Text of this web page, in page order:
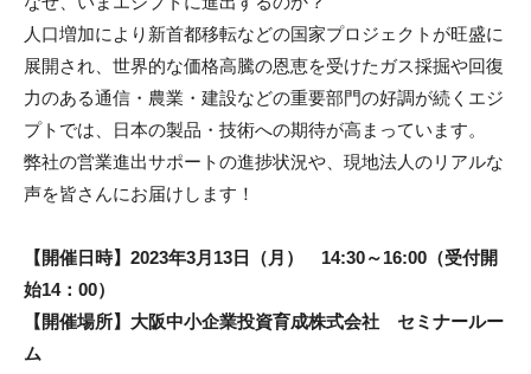
人口増加により新首都移転などの国家プロジェクトが旺盛に
展開され、世界的な価格高騰の恩恵を受けたガス採掘や回復
力のある通信・農業・建設などの重要部門の好調が続くエジ
プトでは、日本の製品・技術への期待が高まっています。
弊社の営業進出サポートの進捗状況や、現地法人のリアルな
声を皆さんにお届けします！
【開催日時】2023年3月13日（月） 14:30～16:00（受付開
始14：00）
【開催場所】大阪中小企業投資育成株式会社 セミナールー
ム